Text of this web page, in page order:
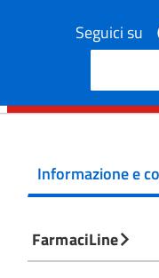
Seguici su
Informazione e
FarmaciLine